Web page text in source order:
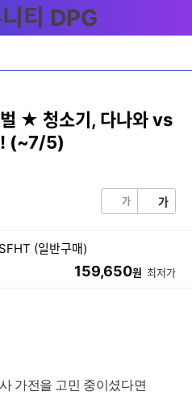
★ 청소기, 다나와 vs
! (~7/5)
가 가
(일반구매)
159,650원 최저가
가전을 고민 중이셨다면